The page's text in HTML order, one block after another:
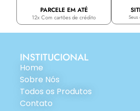
PARCELE EM ATÉ
12x Com cartões de crédito
INSTITUCIONAL
Home
Sobre Nós
Todos os Produtos
Contato